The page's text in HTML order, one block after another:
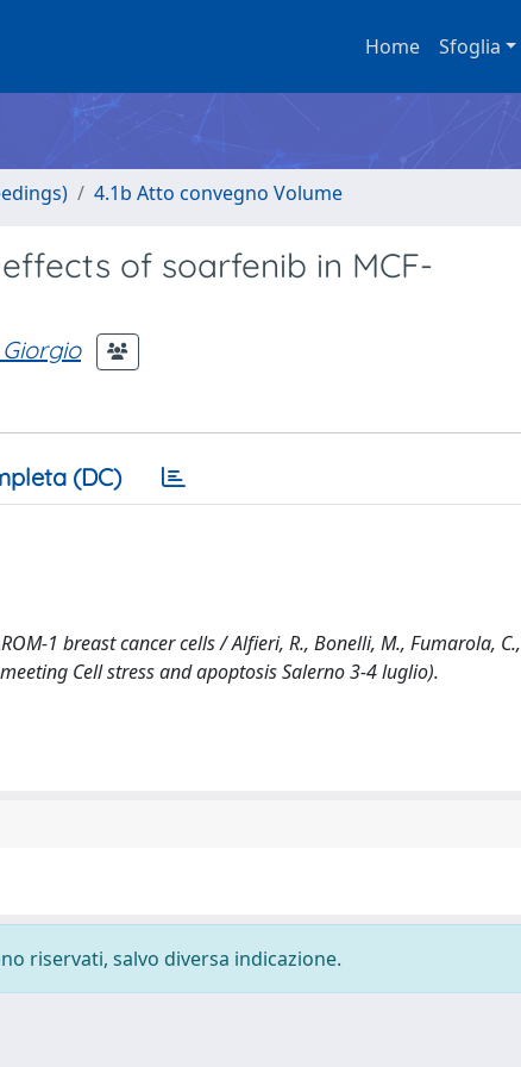
Home Sfoglia
4.1b Atto convegno Volume
of soarfenib in MCF-
Giorgio
(DC)
1 breast cancer cells / Alfieri, R., Bonelli, M., Fumarola, C.,
Cell stress and apoptosis Salerno 3-4 luglio).
riservati, salvo diversa indicazione.